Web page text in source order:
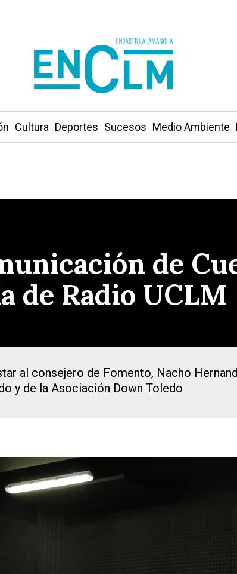
Cultura Deportes Sucesos Medio Ambiente
de
de Radio UCLM
al consejero de Fomento, Nacho
y de la Asociación Down Toledo